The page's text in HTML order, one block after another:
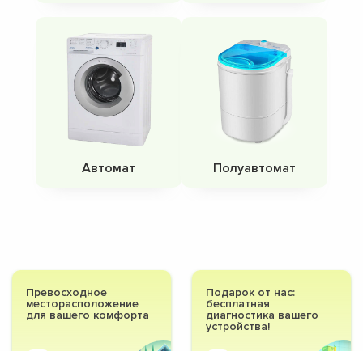
Автомат Полуавтомат
Превосходное
месторасположение
для вашего комфорта
Подарок от нас:
бесплатная
диагностика вашего
устройства!